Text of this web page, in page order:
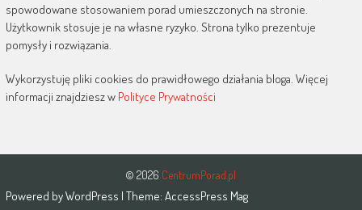
spowodowane stosowaniem porad umieszczonych na stronie.
Użytkownik stosuje je na własne ryzyko. Strona tylko prezentuje
pomysły i rozwiązania.
Wykorzystuję pliki cookies do prawidłowego działania bloga. Więcej
informacji znajdziesz w Polityce Prywatności
© 2026 CentrumPorad.pl
Powered byWordPress | Theme: AccessPress Mag